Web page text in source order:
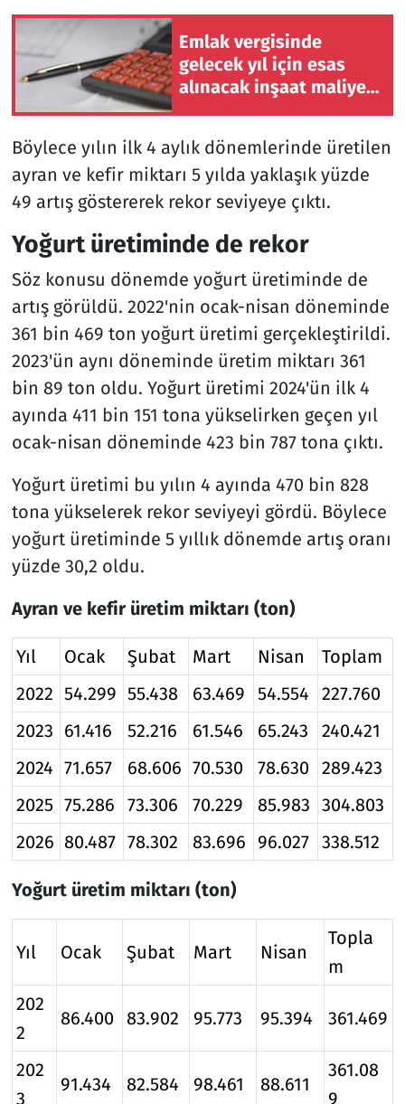
Emlak vergisinde
gelecek yıl için esas
alınacak inşaat maliyet
Böylece yılın ilk 4 aylık dönemlerinde üretilen
ayran ve kefir miktarı 5 yılda yaklaşık yüzde
49 artış göstererek rekor seviyeye çıktı.
Yoğurt üretiminde de rekor
Söz konusu dönemde yoğurt üretiminde de
artış görüldü. 2022'nin ocak-nisan döneminde
361 bin 469 ton yoğurt üretimi gerçekleştirildi.
2023'ün aynı döneminde üretim miktarı 361
bin 89 ton oldu. Yoğurt üretimi 2024'ün ilk 4
ayında 411 bin 151 tona yükselirken geçen yıl
ocak-nisan döneminde 423 bin 787 tona çıktı.
Yoğurt üretimi bu yılın 4 ayında 470 bin 828
tona yükselerek rekor seviyeyi gördü. Böylece
yoğurt üretiminde 5 yıllık dönemde artış oranı
yüzde 30,2 oldu.
Ayran ve kefir üretim miktarı (ton)
Yıl Ocak Şubat Mart Nisan
Toplam
2022 54.299 55.438 63.469 54.554
227.760
2023 61.416 52.216 61.546 65.243
240.421
2024 71.657 68.606 70.530 78.630
289.423
2025 75.286 73.306 70.229 85.983 304.803
2026 80.487 78.302 83.696 96.027 338.512
Yoğurt üretim miktarı (ton)
Yıl Ocak Şubat Mart Nisan
Topla
m
202
2
86.400 83.902 95.773 95.394 361.469
202
3
91.434 82.584 98.461 88.611
361.08
9